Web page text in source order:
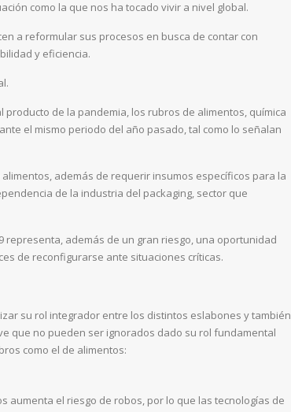
como la que nos ha tocado vivir a nivel global.
a reformular sus procesos en busca de contar con
y eficiencia.
de la pandemia, los rubros de alimentos, química
el mismo periodo del año pasado, tal como lo señalan
además de requerir insumos específicos para la
de la industria del packaging, sector que
representa, además de un gran riesgo, una oportunidad
de reconfigurarse ante situaciones críticas.
su rol integrador entre los distintos eslabones y también
que no pueden ser ignorados dado su rol fundamental
como el de alimentos:
aumenta el riesgo de robos, por lo que las tecnologías de